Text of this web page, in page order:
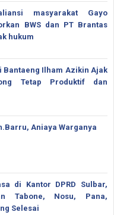
masyarakat Gayo
BWS dan PT Brantas
hukum
Bantaeng Ilham Azikin Ajak
Tetap Produktif dan
Aniaya Warganya
di Kantor DPRD Sulbar,
Tabone, Nosu, Pana,
Selesai